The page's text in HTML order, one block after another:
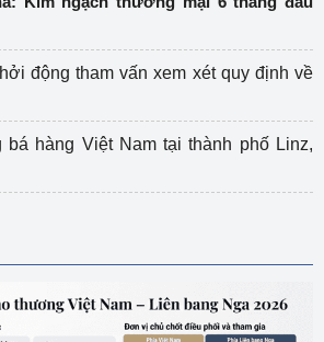
động tham vấn xem xét quy định về
hàng Việt Nam tại thành phố Linz,